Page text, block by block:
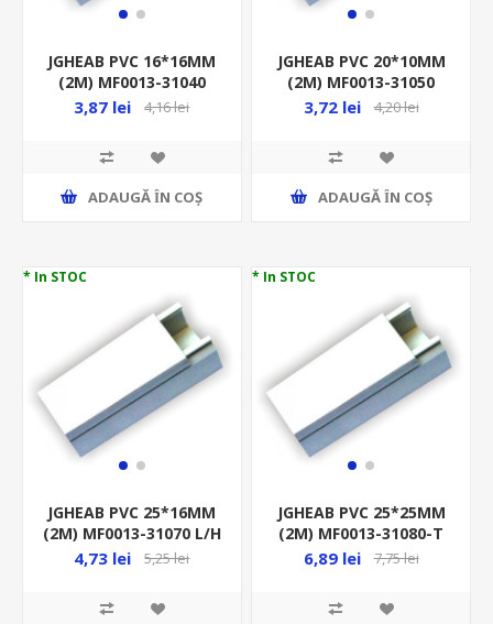
JGHEAB PVC 16*16MM
(2M) MF0013-31040
(CANAL)
3,87 lei 4,16 lei
ADAUGĂ ȊN COŞ
JGHEAB PVC 20*10MM
(2M) MF0013-31050
(CANAL)
3,72 lei 4,20 lei
ADAUGĂ ȊN COŞ
* In STOC
JGHEAB PVC 25*16MM
(2M) MF0013-31070 L/H
(CANAL)
4,73 lei 5,25 lei
* In STOC
JGHEAB PVC 25*25MM
(2M) MF0013-31080-T
L/H (CANAL)
6,89 lei 7,75 lei